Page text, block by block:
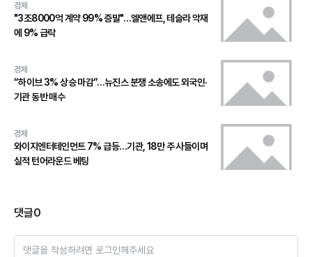
경제
"3조8000억 계약 99% 증발"…엘앤에프, 테슬라 악재
에 9% 급락
경제
“하이브 3% 상승 마감”…뉴진스 분쟁 소송에도 외국인·
기관 동반 매수
경제
와이지엔터테인먼트 7% 급등…기관, 18만 주 사들이며
실적 턴어라운드 베팅
댓글0
댓글을 작성하려면 로그인해주세요